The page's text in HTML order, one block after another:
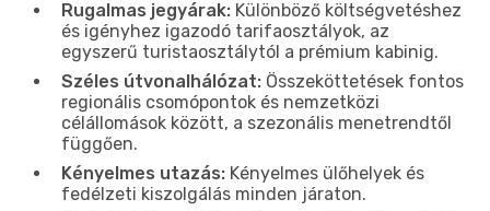
Rugalmas jegyárak: Különböző költségvetéshez
és igényhez igazodó tarifaosztályok, az
egyszerű turistaosztálytól a prémium kabinig.
Széles útvonalhálózat: Összeköttetések fontos
regionális csomópontok és nemzetközi
célállomások között, a szezonális menetrendtől
függően.
Kényelmes utazás: Kényelmes ülőhelyek és
fedélzeti kiszolgálás minden járaton.